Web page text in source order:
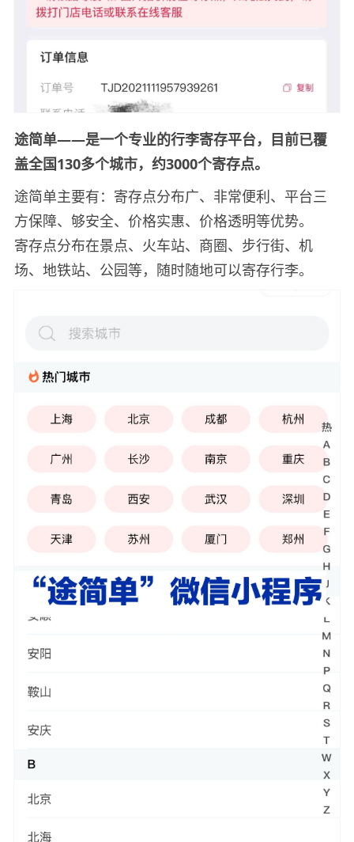
途简单——是一个专业的行李寄存平台，目前已覆
盖全国130多个城市，约3000个寄存点。
途简单主要有：寄存点分布广、非常便利、平台三
方保障、够安全、价格实惠、价格透明等优势。
寄存点分布在景点、火车站、商圈、步行街、机
场、地铁站、公园等，随时随地可以寄存行李。